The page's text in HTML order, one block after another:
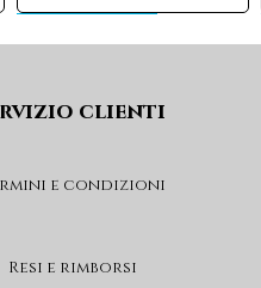
J03088KYA3A
clienti
e condizioni
Resi e rimborsi